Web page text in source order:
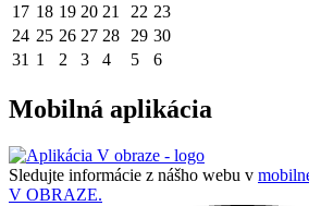
17 18 19 20 21 22 23
24 25 26 27 28 29 30
31 1 2 3 4 5 6
Mobilná aplikácia
Sledujte informácie z nášho webu v
V OBRAZE.